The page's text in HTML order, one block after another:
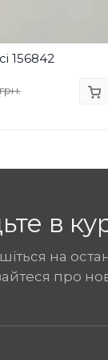
156842
в
на
про